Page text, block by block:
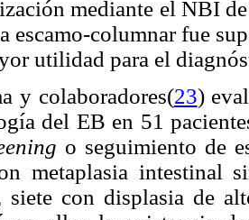
mediante el NBI
escamo-columnar fue
utilidad para el
y colaboradores(23)
del EB en 51
o seguimiento de
metaplasia intestinal
siete con displasia de